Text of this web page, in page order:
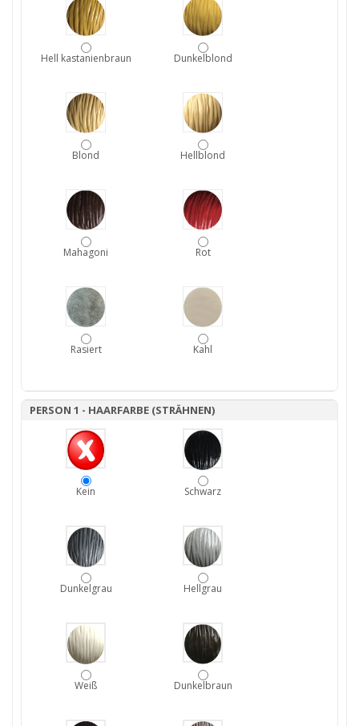
Hell kastanienbraun Dunkelblond
Blond Hellblond
Mahagoni Rot
Rasiert Kahl
PERSON 1 - HAARFARBE (STRÄHNEN)
Kein Schwarz
Dunkelgrau Hellgrau
Weiß Dunkelbraun